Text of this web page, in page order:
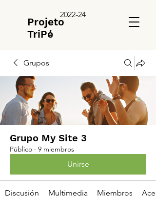
Projeto
TriPé
2022-24
Grupos
Grupo My Site 3
Público · 9 miembros
Unirse
Discusión Multimedia Miembros